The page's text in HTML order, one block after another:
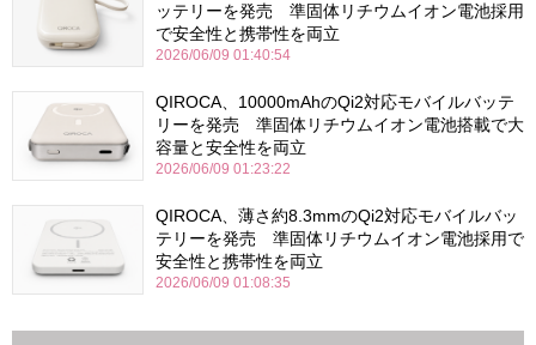
ッテリーを発売 準固体リチウムイオン電池採用
で安全性と携帯性を両立
2026/06/09 01:40:54
QIROCA、10000mAhのQi2対応モバイルバッテ
リーを発売 準固体リチウムイオン電池搭載で大
容量と安全性を両立
2026/06/09 01:23:22
QIROCA、薄さ約8.3mmのQi2対応モバイルバッ
テリーを発売 準固体リチウムイオン電池採用で
安全性と携帯性を両立
2026/06/09 01:08:35